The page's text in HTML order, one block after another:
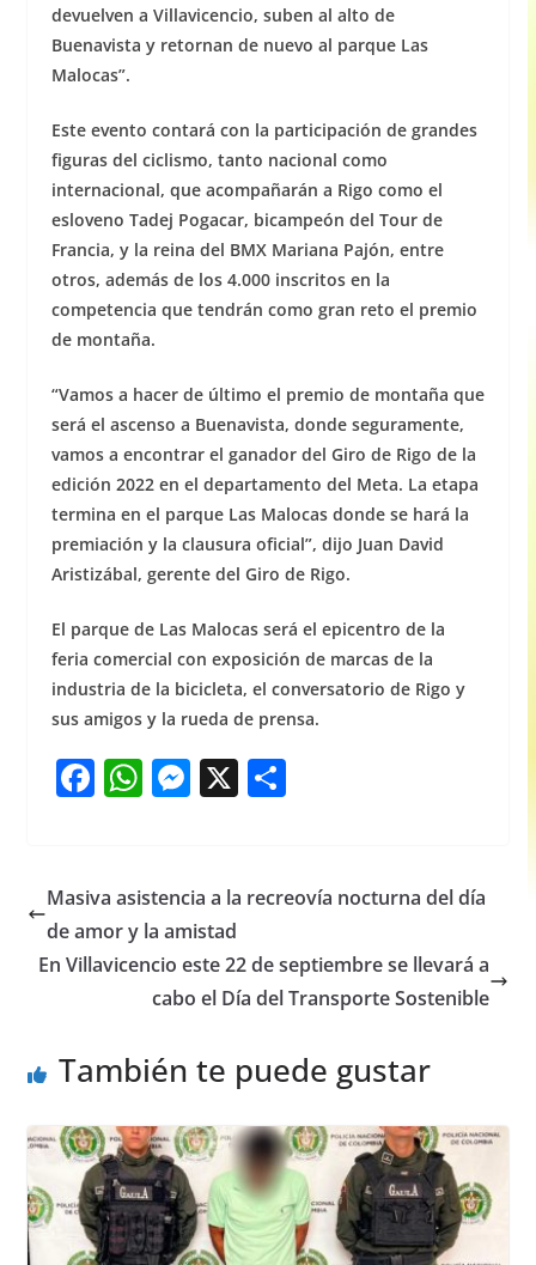
devuelven a Villavicencio, suben al alto de
Buenavista y retornan de nuevo al parque Las
Malocas”.
Este evento contará con la participación de grandes
figuras del ciclismo, tanto nacional como
internacional, que acompañarán a Rigo como el
esloveno Tadej Pogacar, bicampeón del Tour de
Francia, y la reina del BMX Mariana Pajón, entre
otros, además de los 4.000 inscritos en la
competencia que tendrán como gran reto el premio
de montaña.
“Vamos a hacer de último el premio de montaña que
será el ascenso a Buenavista, donde seguramente,
vamos a encontrar el ganador del Giro de Rigo de la
edición 2022 en el departamento del Meta. La etapa
termina en el parque Las Malocas donde se hará la
premiación y la clausura oficial”, dijo Juan David
Aristizábal, gerente del Giro de Rigo.
El parque de Las Malocas será el epicentro de la
feria comercial con exposición de marcas de la
industria de la bicicleta, el conversatorio de Rigo y
sus amigos y la rueda de prensa.
F
e
b
o
W
s
A
p
p
M
e
n
g
er
X S
e
Masiva asistencia a la recreovía nocturna del día
de amor y la amistad
En Villavicencio este 22 de septiembre se llevará a
cabo el Día del Transporte Sostenible
También te puede gustar